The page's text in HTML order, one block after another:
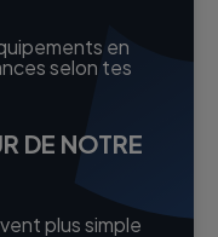
en
selon tes
DE NOTRE
plus simple